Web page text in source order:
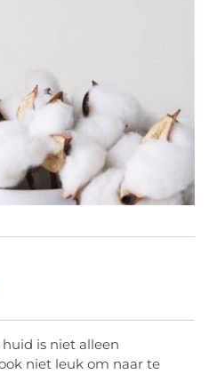
is niet alleen
niet leuk om naar te